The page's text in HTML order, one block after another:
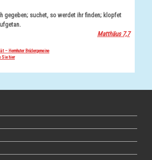
gegeben; suchet, so werdet ihr finden; klopfet
Matthäus 7,7
– Herrnhuter Brüdergemeine
Sie hier